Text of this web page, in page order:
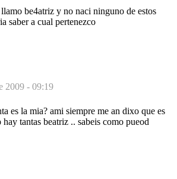
be4atriz y no naci ninguno de estos
saber a cual pertenezco
2009 - 09:19
es la mia? ami siempre me an dixo que es
tantas beatriz .. sabeis como pueod